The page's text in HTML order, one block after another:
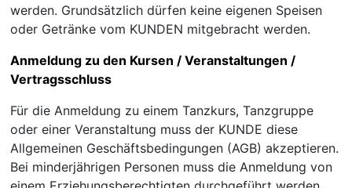
werden. Grundsätzlich dürfen keine eigenen Speisen
oder Getränke vom KUNDEN mitgebracht werden.
Anmeldung zu den Kursen / Veranstaltungen /
Vertragsschluss
Für die Anmeldung zu einem Tanzkurs, Tanzgruppe
oder einer Veranstaltung muss der KUNDE diese
Allgemeinen Geschäftsbedingungen (AGB) akzeptieren.
Bei minderjährigen Personen muss die Anmeldung von